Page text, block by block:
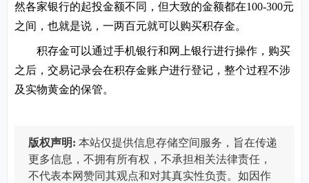
然各家银行的起投金额不同，但大致的金额都在100-300元
之间，也就是说，一两百元就可以购买积存金。
积存金可以通过手机银行和网上银行进行操作，购买
之后，交易记录会在积存金账户进行登记，整个过程不涉
及实物黄金的保管。
版权声明: 本站仅提供信息存储空间服务，旨在传递
更多信息，不拥有所有权，不承担相关法律责任，
不代表本网赞同其观点和对其真实性负责。如因作